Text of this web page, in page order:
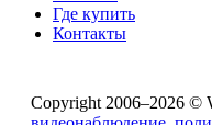
Где купить
Контакты
Copyright 2006–2026 ©